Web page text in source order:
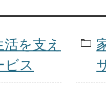
を支え
ビス